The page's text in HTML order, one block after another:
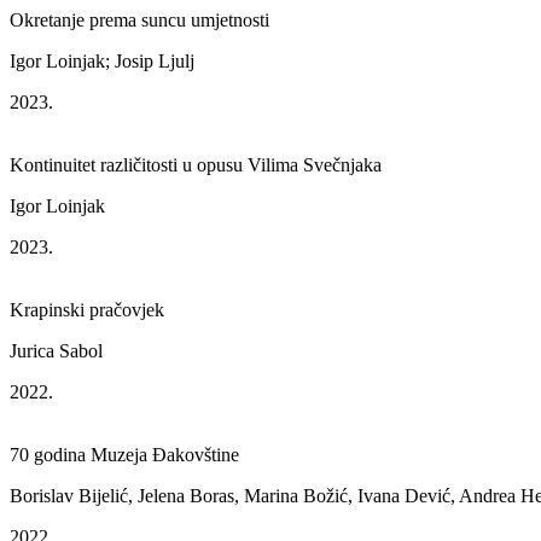
Okretanje prema suncu umjetnosti
Igor Loinjak; Josip Ljulj
2023.
Kontinuitet različitosti u opusu Vilima Svečnjaka
Igor Loinjak
2023.
Krapinski pračovjek
Jurica Sabol
2022.
70 godina Muzeja Đakovštine
Borislav Bijelić, Jelena Boras, Marina Božić, Ivana Dević, Andrea
2022.